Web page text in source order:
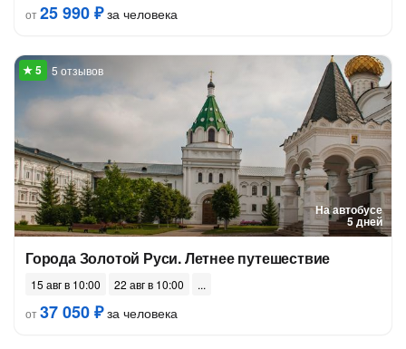
от25 990 ₽за человека
На автобусе
5 дней
5 отзывов
Города Золотой Руси. Летнее путешествие
15 авг в 10:00
22 авг в 10:00
от37 050 ₽за человека